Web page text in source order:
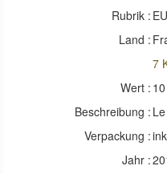
Rubrik :
Land :
7
Wert :
Beschreibung :
Verpackung :
Jahr :